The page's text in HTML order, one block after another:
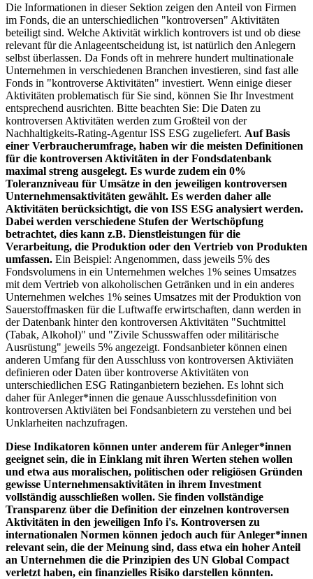
Die Informationen in dieser Sektion zeigen den Anteil von Firmen
im Fonds, die an unterschiedlichen "kontroversen" Aktivitäten
beteiligt sind. Welche Aktivität wirklich kontrovers ist und ob diese
relevant für die Anlageentscheidung ist, ist natürlich den Anlegern
selbst überlassen. Da Fonds oft in mehrere hundert multinationale
Unternehmen in verschiedenen Branchen investieren, sind fast alle
Fonds in "kontroverse Aktivitäten" investiert. Wenn einige dieser
Aktivitäten problematisch für Sie sind, können Sie Ihr Investment
entsprechend ausrichten. Bitte beachten Sie: Die Daten zu
kontroversen Aktivitäten werden zum Großteil von der
Nachhaltigkeits-Rating-Agentur ISS ESG zugeliefert. Auf Basis
einer Verbraucherumfrage, haben wir die meisten Definitionen
für die kontroversen Aktivitäten in der Fondsdatenbank
maximal streng ausgelegt. Es wurde zudem ein 0%
Toleranzniveau für Umsätze in den jeweiligen kontroversen
Unternehmensaktivitäten gewählt. Es werden daher alle
Aktivitäten berücksichtigt, die von ISS ESG analysiert werden.
Dabei werden verschiedene Stufen der Wertschöpfung
betrachtet, dies kann z.B. Dienstleistungen für die
Verarbeitung, die Produktion oder den Vertrieb von Produkten
umfassen. Ein Beispiel: Angenommen, dass jeweils 5% des
Fondsvolumens in ein Unternehmen welches 1% seines Umsatzes
mit dem Vertrieb von alkoholischen Getränken und in ein anderes
Unternehmen welches 1% seines Umsatzes mit der Produktion von
Sauerstoffmasken für die Luftwaffe erwirtschaften, dann werden in
der Datenbank hinter den kontroversen Aktivitäten "Suchtmittel
(Tabak, Alkohol)" und "Zivile Schusswaffen oder militärische
Ausrüstung" jeweils 5% angezeigt. Fondsanbieter können einen
anderen Umfang für den Ausschluss von kontroversen Aktiviäten
definieren oder Daten über kontroverse Aktivitäten von
unterschiedlichen ESG Ratinganbietern beziehen. Es lohnt sich
daher für Anleger*innen die genaue Ausschlussdefinition von
kontroversen Aktiviäten bei Fondsanbietern zu verstehen und bei
Unklarheiten nachzufragen.
Diese Indikatoren können unter anderem für Anleger*innen
geeignet sein, die in Einklang mit ihren Werten stehen wollen
und etwa aus moralischen, politischen oder religiösen Gründen
gewisse Unternehmensaktivitäten in ihrem Investment
vollständig ausschließen wollen. Sie finden vollständige
Transparenz über die Definition der einzelnen kontroversen
Aktivitäten in den jeweiligen Info i's. Kontroversen zu
internationalen Normen können jedoch auch für Anleger*innen
relevant sein, die der Meinung sind, dass etwa ein hoher Anteil
an Unternehmen die die Prinzipien des UN Global Compact
verletzt haben, ein finanzielles Risiko darstellen könnten.